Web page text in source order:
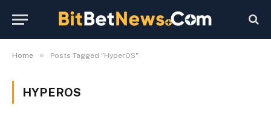
Home » Posts Tagged "HyperOS"
HYPEROS